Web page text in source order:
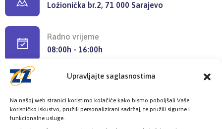
Upravljajte saglasnostima
Na našoj web stranici koristimo kolačiće kako bismo poboljšali Vaše
korisničko iskustvo, pružili personalizirani sadržaj, te pružili sigurne I
funkcionalne usluge.
Ložionička br.2, 71 000 Sarajevo
Radno vrijeme
08:00h - 16:00h
Provjerite status vaše elektronske